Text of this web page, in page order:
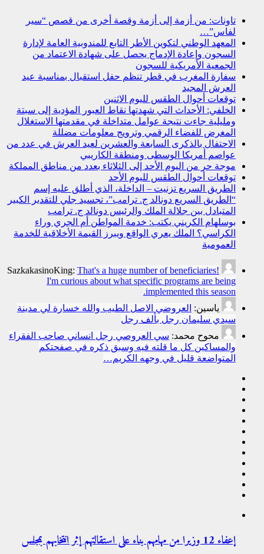
تاونات: من أزمة إلى أزمة وقصة أخرى من قصص “سير
لفاس”…
المعهد الوطني لتكوين الأطر التابع للمندوبية العامة لإدارة
السجون وإعادة الإدماج يحصل على شهادة الاعتماد من
الجمعية الأمريكية للسجون
سفارة المغرب في قطر تنظم حفل استقبال بمناسبة عيد
العرش المجيد
توقعات أحوال الطقس لليوم الاثنين
الخلفي: الأحداث التي شهدتها نقاط العبور المؤدية إلى سبتة
ومليلية جاءت نتيجة عوامل متداخلة في مقدمتها الاستغلال
المغرض للفضاء الرقمي وترويج معلومات مضللة
الاحتفال بالذكرى السابعة والعشرين لعيد العرش في عدد من
عواصم أمريكا الوسطى ومنطقة الكاريبي
موجة حر من اليوم الأحد إلى الثلاثاء بعدد من مناطق المملكة
توقعات أحوال الطقس لليوم الأحد
الطريق السريع تزنيت – الداخلة، الذي أطلق عليه إسم
“الطريق السريع دونالد ج. ترامب”، تجسيد جلي للتقدير الكبير
المتبادل بين جلالة الملك والرئيس دونالد ج. ترامب
بوسلهام الكريني يكتب: خدمة المواطن أم الجري وراء
الكراسي؟ الملك يعري الواقع ويبرز القيمة الأخلاقية للخدمة
العمومية
SazkakasinoKing: That's a huge number of beneficiaries!
I'm curious about what specific programs are being
implemented this season.
ياسين: العروضي الاصل الطيب والله خسارة لي مدينة
سيدي سليمان رجل بألف رجل
محوح محمد: سي العروصي رجل انساني صاحب الفقراء
والمساكين كل ما قلته فيه وسبق ذكره في صفحتكم
المتواضعة قليل في وجهه الكريم…
إعفاء 12 وزيرا من مهامهم بناء على استقالتهم إثر انتخابهم بمجلس